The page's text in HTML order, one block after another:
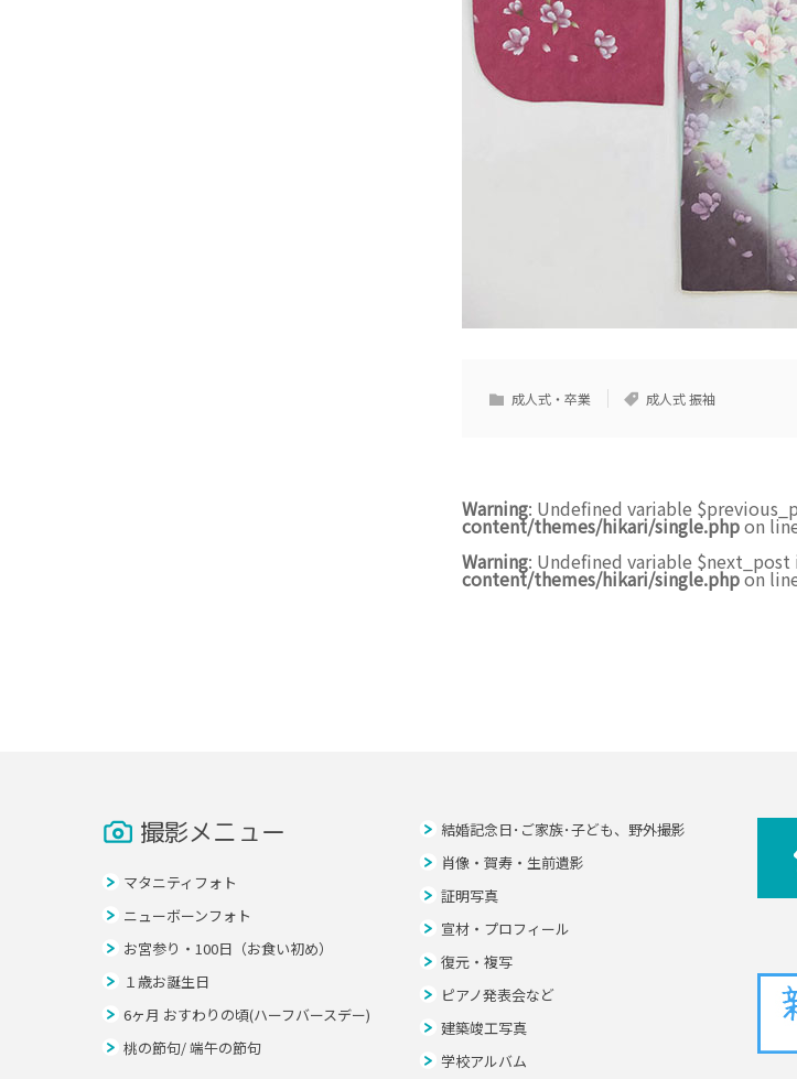
成人式・卒業 成人式 振袖
Warning: Undefined variable
content/themes/hikari/single.phpon
Warning: Undefined variable $next_post
content/themes/hikari/single.phpon
撮影メニュー
マタニティフォト
ニューボーンフォト
お宮参り・100日（お食い初め）
１歳お誕生日
6ヶ月 おすわりの頃(ハーフバースデー)
桃の節句/ 端午の節句
結婚記念日･ご家族･子ども、野外撮影
肖像・賀寿・生前遺影
証明写真
宣材・プロフィール
復元・複写
ピアノ発表会など
建築竣工写真
学校アルバム